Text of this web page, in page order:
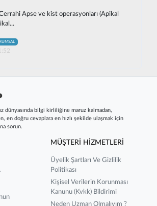
Apse ve kist operasyonları (Apikal
dünyasında bilgi kirliliğine maruz kalmadan,
en doğru cevaplara en hızlı şekilde ulaşmak için
sorun.
MÜŞTERİ HİZMETLERİ
Üyelik Şartları Ve Gizlilik
Politikası
Kişisel Verilerin Korunması
Kanunu (kvkk) Bildirimi
Neden Uzman Olmalıyım ?